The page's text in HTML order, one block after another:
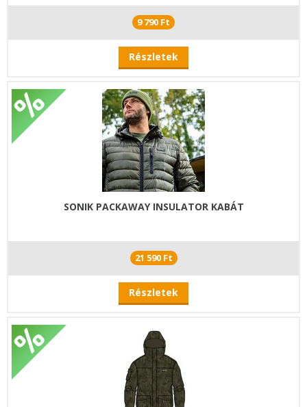
9 790 Ft
Részletek
SONIK PACKAWAY INSULATOR KABÁT
21 590 Ft
Részletek